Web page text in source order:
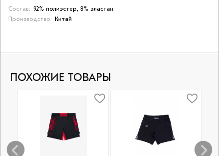
Состав: 92% полиэстер, 8% эластан
Производство:
Китай
ПОХОЖИЕ ТОВАРЫ